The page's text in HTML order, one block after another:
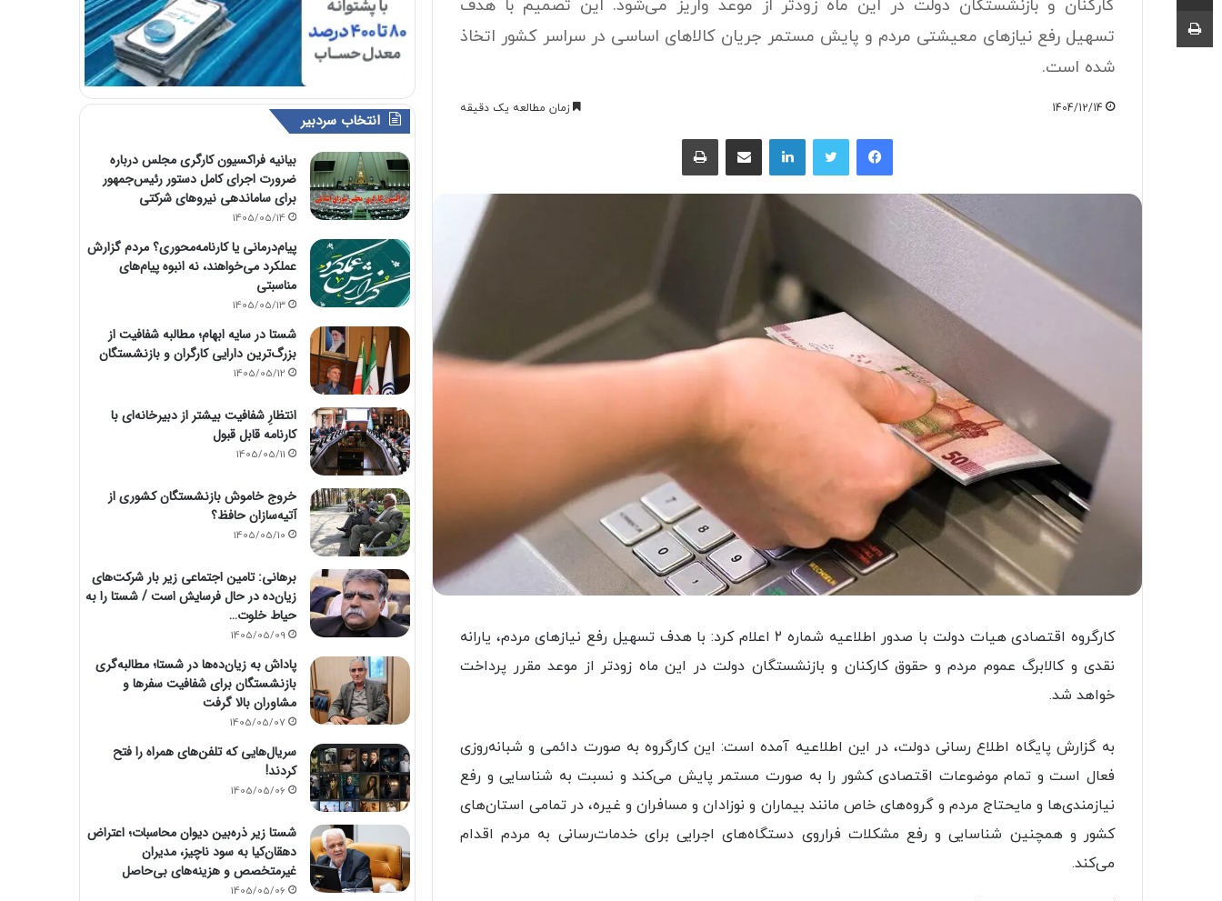
کارکنان و بازنشستگان دولت در این ماه زودتر از موعد واریز می‌شود. این تصمیم با هدف
تسهیل رفع نیازهای معیشتی مردم و پایش مستمر جریان کالاهای اساسی در سراسر کشور اتخاذ
شده است.
1404/12/14 زمان مطالعه یک دقیقه
فیسبوک لینکداین
کارگروه اقتصادی هیات دولت با صدور اطلاعیه‌ شماره ۲ اعلام کرد: با هدف تسهیل رفع نیازهای مردم، یارانه
نقدی و کالابرگ عموم مردم و حقوق کارکنان و بازنشستگان دولت در این ماه زودتر از موعد مقرر پرداخت
خواهد شد.
به گزارش پایگاه اطلاع رسانی دولت، در این اطلاعیه آمده است: این کارگروه به صورت دائمی و شبانه‌روزی
فعال است و تمام موضوعات اقتصادی کشور را به صورت مستمر پایش می‌کند و نسبت به شناسایی و رفع
نیازمندی‌ها و مایحتاج مردم و گروه‌های خاص مانند بیماران و نوزادان و مسافران و غیره، در تمامی استان‌های
کشور و همچنین شناسایی و رفع مشکلات فراروی دستگاه‌های اجرایی برای خدمات‌رسانی به مردم اقدام
می‌کند.
انتخاب سردبیر
بیانیه فراکسیون کارگری مجلس درباره
ضرورت اجرای کامل دستور رئیس‌جمهور
برای ساماندهی نیروهای شرکتی
1405/05/14
پیام‌درمانی یا کارنامه‌محوری؟ مردم گزارش
عملکرد می‌خواهند، نه انبوه پیام‌های
مناسبتی
1405/05/13
شستا در سایه ابهام؛ مطالبه شفافیت از
بزرگ‌ترین دارایی کارگران و بازنشستگان
1405/05/12
انتظارِ شفافیت بیشتر از دبیرخانه‌ای با
کارنامه قابل قبول
1405/05/11
خروج خاموش بازنشستگان کشوری از
آتیه‌سازان حافظ؟
1405/05/10
برهانی: تامین اجتماعی زیر بار شرکت‌های
زیان‌ده در حال فرسایش است / شستا را به
حیاط خلوت…
1405/05/09
پاداش به زیان‌ده‌ها در شستا؛ مطالبه‌گری
بازنشستگان برای شفافیت سفرها و
مشاوران بالا گرفت
1405/05/07
سریال‌هایی که تلفن‌های همراه را فتح
کردند!
1405/05/06
شستا زیر ذره‌بین دیوان محاسبات؛ اعتراض
دهقان‌کیا به سود ناچیز، مدیران
غیرمتخصص و هزینه‌های بی‌حاصل
1405/05/06